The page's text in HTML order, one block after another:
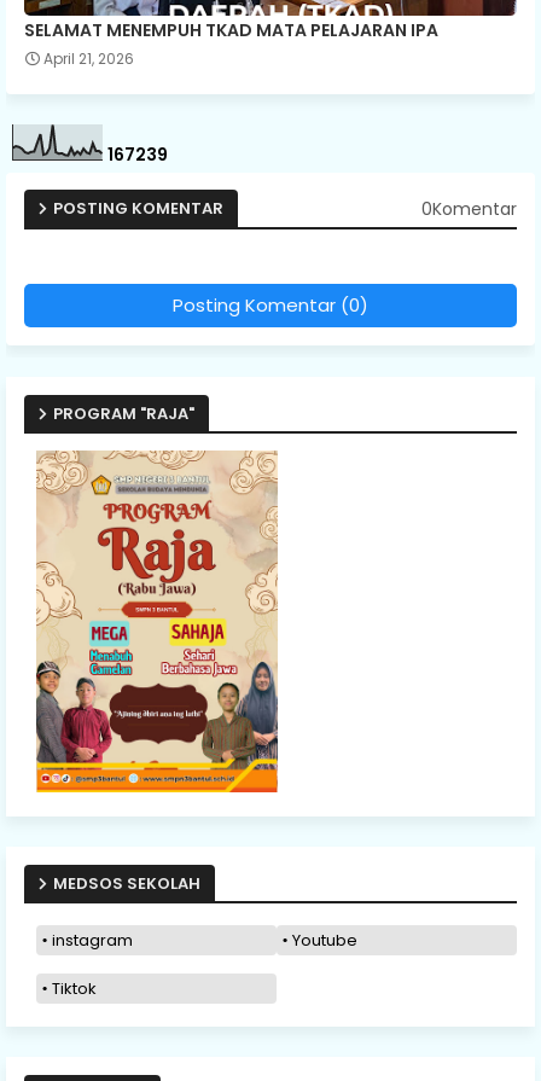
SELAMAT MENEMPUH TKAD MATA PELAJARAN IPA
April 21, 2026
167239
POSTING KOMENTAR 0Komentar
Posting Komentar (0)
PROGRAM "RAJA"
MEDSOS SEKOLAH
instagram Youtube
Tiktok